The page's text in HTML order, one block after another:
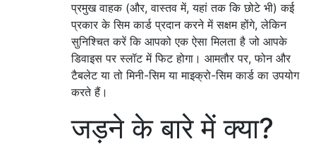
प्रमुख वाहक (और, वास्तव में, यहां तक ​​कि छोटे भी) कई
प्रकार के सिम कार्ड प्रदान करने में सक्षम होंगे, लेकिन
सुनिश्चित करें कि आपको एक ऐसा मिलता है जो आपके
डिवाइस पर स्लॉट में फिट होगा। आमतौर पर, फोन और
टैबलेट या तो मिनी-सिम या माइक्रो-सिम कार्ड का उपयोग
करते हैं।
जड़ने के बारे में क्या?